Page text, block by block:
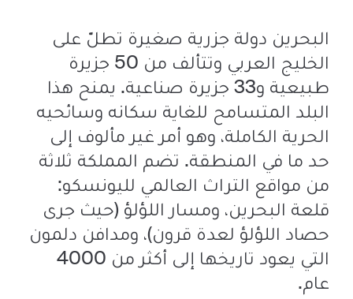
البحرين دولة جزرية صغيرة تطلّ على
الخليج العربي وتتألف من 50 جزيرة
طبيعية و33 جزيرة صناعية. يمنح هذا
البلد المتسامح للغاية سكانه وسائحيه
الحرية الكاملة، وهو أمر غير مألوف إلى
حد ما في المنطقة. تضم المملكة ثلاثة
من مواقع التراث العالمي لليونسكو:
قلعة البحرين، ومسار اللؤلؤ (حيث جرى
حصاد اللؤلؤ لعدة قرون)، ومدافن دلمون
التي يعود تاريخها إلى أكثر من 4000
عام.